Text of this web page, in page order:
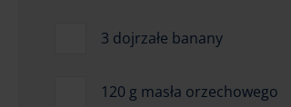
3 dojrzałe banany
120 g masła orzechowego